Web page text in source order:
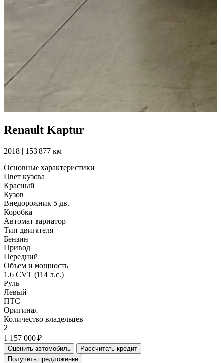
Renault Kaptur
2018 | 153 877 км
Основные характеристики
Цвет кузова
Красный
Кузов
Внедорожник 5 дв.
Коробка
Автомат вариатор
Тип двигателя
Бензин
Привод
Передний
Объем и мощность
1.6 CVT (114 л.с.)
Руль
Левый
ПТС
Оригинал
Количество владельцев
2
1 157 000 ₽
Оценить автомобиль
Рассчитать кредит
Получить предложение